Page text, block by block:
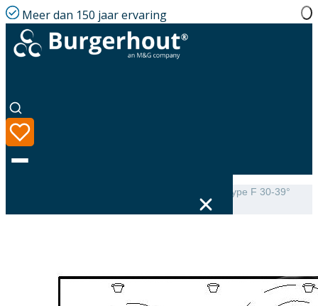
Meer dan 150 jaar ervaring
Mini-Delta Dakbeschotplaat type F 30-39°